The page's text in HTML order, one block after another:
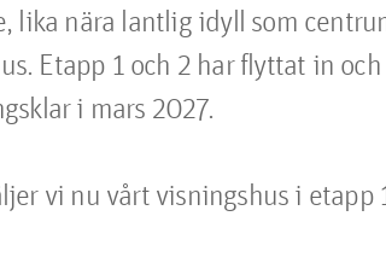
lika nära lantlig idyll som
Etapp 1 och 2 har flyttat in
i mars 2027.
vi nu vårt visningshus i etapp